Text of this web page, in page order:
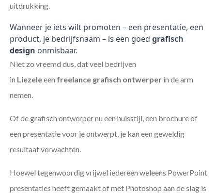
uitdrukking.
Wanneer je iets wilt promoten – een presentatie, een
product, je bedrijfsnaam – is een goed grafisch
design onmisbaar.
Niet zo vreemd dus, dat veel bedrijven
in Liezeleeen freelance grafisch ontwerper in de arm
nemen.
Of de grafisch ontwerper nu een huisstijl, een brochure of
een presentatie voor je ontwerpt, je kan een geweldig
resultaat verwachten.
Hoewel tegenwoordig vrijwel iedereen weleens PowerPoint
presentaties heeft gemaakt of met Photoshop aan de slag is